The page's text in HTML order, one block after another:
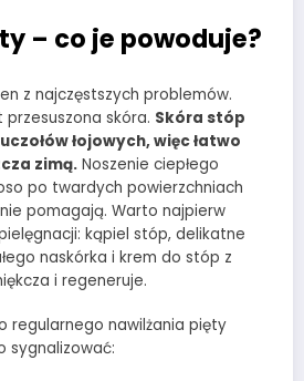
– co je powoduje?
z najczęstszych problemów.
przesuszona skóra. Skóra stóp
łojowych, więc łatwo
zimą. Noszenie ciepłego
po twardych powierzchniach
pomagają. Warto najpierw
kąpiel stóp, delikatne
naskórka i krem do stóp z
i regeneruje.
regularnego nawilżania pięty
sygnalizować: